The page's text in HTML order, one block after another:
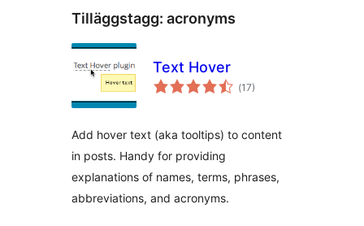
Tilläggstagg: acronyms
Text Hover
(Totalt
antal
17)
Add hover text (aka tooltips) to content
in posts. Handy for providing
explanations of names, terms, phrases,
abbreviations, and acronyms.